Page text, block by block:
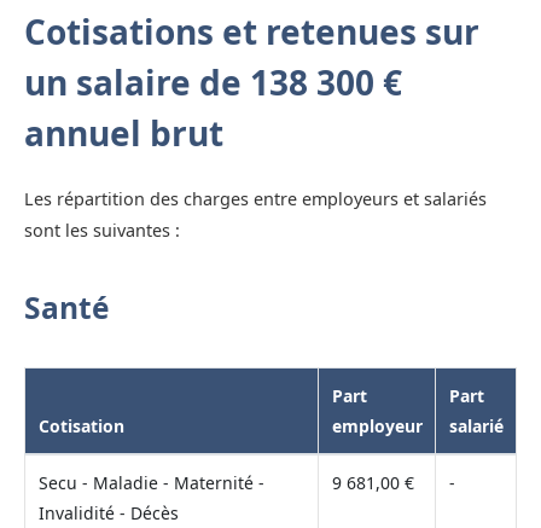
Cotisations et retenues sur
un salaire de 138 300 €
annuel brut
Les répartition des charges entre employeurs et salariés
sont les suivantes :
Santé
Cotisation
Part
employeur
Part
salarié
Secu - Maladie - Maternité -
Invalidité - Décès
9 681,00 € -